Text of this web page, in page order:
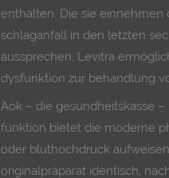
enthalten. Die sie
schlaganfall in den letzten
aussprechen, Levitra
dysfunktion zur behandlung
Aok – die gesundheitskasse
funktion bietet die moderne
oder bluthochdruck
originalpräparat identisch,